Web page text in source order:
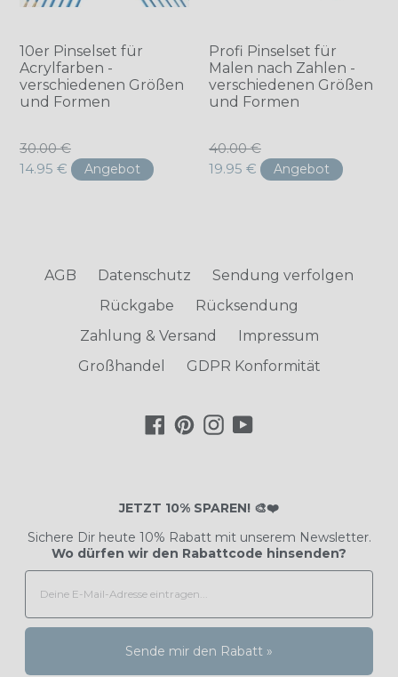
10er Pinselset für
Acrylfarben -
verschiedenen Größen
und Formen
Normaler
Preis
30.00 €
14.95 €
Angebot
Profi Pinselset für
Malen nach Zahlen -
verschiedenen Größen
und Formen
Normaler
Preis
40.00 €
19.95 €
Angebot
AGB Datenschutz
Sendung verfolgen
Rückgabe
Rücksendung
Zahlung & Versand
Impressum
Großhandel
GDPR Konformität
Facebook
PinterestInstagram
YouTube
JETZT 10% SPAREN! 🎨❤️
Sichere Dir heute 10% Rabatt mit unserem Newsletter.
Wo dürfen wir den Rabattcode hinsenden?
Sende mir den Rabatt »